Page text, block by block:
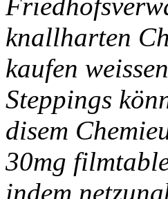
knallharten
kaufen
Steppings
disem
30mg
indem